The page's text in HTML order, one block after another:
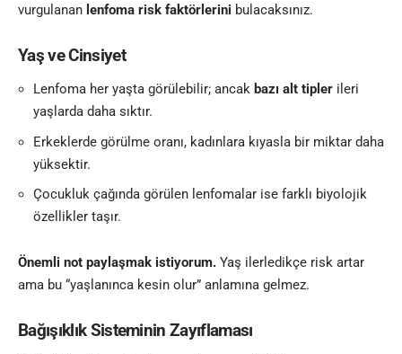
vurgulanan lenfoma risk faktörlerini bulacaksınız.
Yaş ve Cinsiyet
Lenfoma her yaşta görülebilir; ancak bazı alt tipler ileri
yaşlarda daha sıktır.
Erkeklerde görülme oranı, kadınlara kıyasla bir miktar daha
yüksektir.
Çocukluk çağında görülen lenfomalar ise farklı biyolojik
özellikler taşır.
Önemli not paylaşmak istiyorum. Yaş ilerledikçe risk artar
ama bu “yaşlanınca kesin olur” anlamına gelmez.
Bağışıklık Sisteminin Zayıflaması